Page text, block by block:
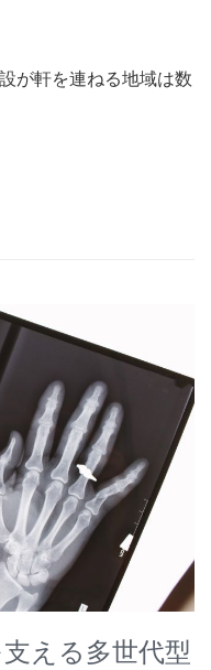
が軒を連ねる地域は数
える多世代型